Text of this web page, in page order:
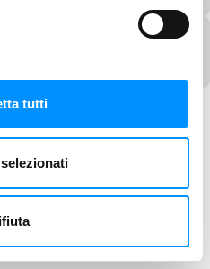
tutti